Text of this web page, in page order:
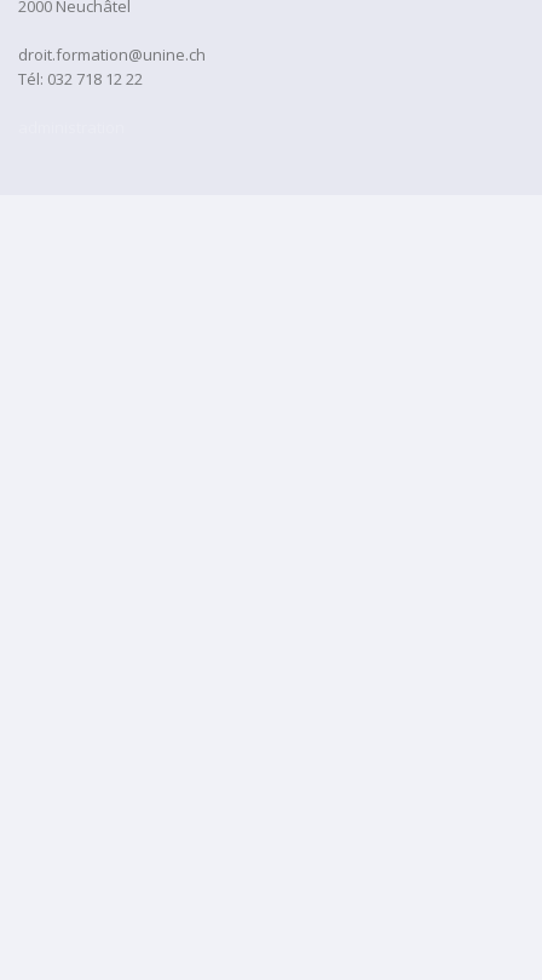
2000 Neuchâtel
droit.formation@unine.ch
Tél: 032 718 12 22